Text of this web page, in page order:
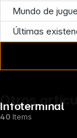
Mundo de
Últimas
Otros
40 Items
Infoterminal